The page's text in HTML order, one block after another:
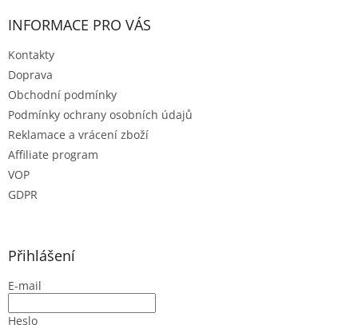
INFORMACE PRO VÁS
Kontakty
Doprava
Obchodní podmínky
Podmínky ochrany osobních údajů
Reklamace a vrácení zboží
Affiliate program
VOP
GDPR
Přihlášení
E-mail
Heslo